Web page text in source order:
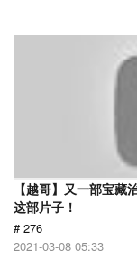
【越哥】又一部宝
这部片子！
# 276
2021-03-08 05:33